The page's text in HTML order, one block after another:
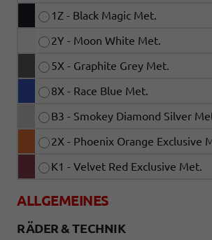
1Z - Black Magic Met.
2Y - Moon White Met.
5X - Graphite Grey Met.
8X - Race Blue Met.
B3 - Smokey Diamond Silver
2X - Phoenix Orange Exclusive
K1 - Velvet Red Exclusive Met.
ALLGEMEINES
RÄDER & TECHNIK